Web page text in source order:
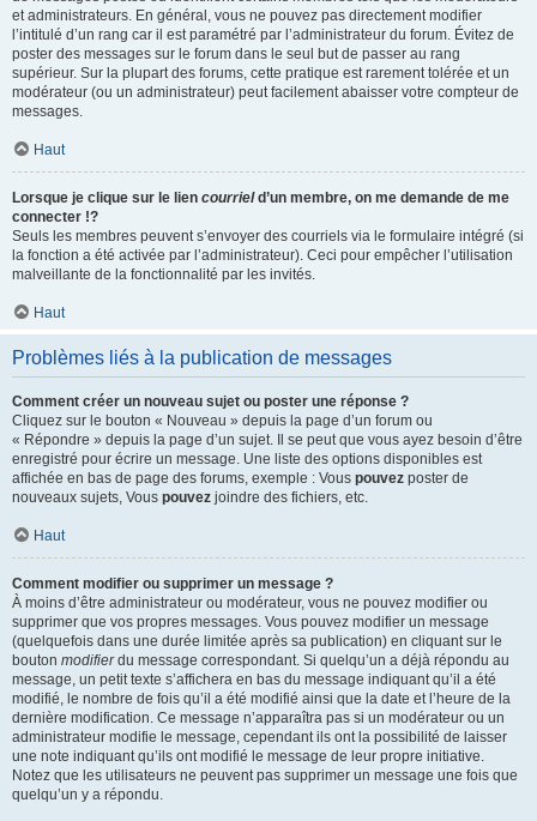
et administrateurs. En général, vous ne pouvez pas directement modifier
l’intitulé d’un rang car il est paramétré par l’administrateur du forum. Évitez de
poster des messages sur le forum dans le seul but de passer au rang
supérieur. Sur la plupart des forums, cette pratique est rarement tolérée et un
modérateur (ou un administrateur) peut facilement abaisser votre compteur de
messages.
Haut
Lorsque je clique sur le lien courrield’un membre, on me demande de me
connecter !?
Seuls les membres peuvent s’envoyer des courriels via le formulaire intégré (si
la fonction a été activée par l’administrateur). Ceci pour empêcher l’utilisation
malveillante de la fonctionnalité par les invités.
Haut
Problèmes liés à la publication de messages
Comment créer un nouveau sujet ou poster une réponse ?
Cliquez sur le bouton « Nouveau » depuis la page d’un forum ou
« Répondre » depuis la page d’un sujet. Il se peut que vous ayez besoin d’être
enregistré pour écrire un message. Une liste des options disponibles est
affichée en bas de page des forums, exemple : Vous pouvez poster de
nouveaux sujets, Vous pouvez joindre des fichiers, etc.
Haut
Comment modifier ou supprimer un message ?
À moins d’être administrateur ou modérateur, vous ne pouvez modifier ou
supprimer que vos propres messages. Vous pouvez modifier un message
(quelquefois dans une durée limitée après sa publication) en cliquant sur le
bouton modifierdu message correspondant. Si quelqu’un a déjà répondu au
message, un petit texte s’affichera en bas du message indiquant qu’il a été
modifié, le nombre de fois qu’il a été modifié ainsi que la date et l’heure de la
dernière modification. Ce message n’apparaîtra pas si un modérateur ou un
administrateur modifie le message, cependant ils ont la possibilité de laisser
une note indiquant qu’ils ont modifié le message de leur propre initiative.
Notez que les utilisateurs ne peuvent pas supprimer un message une fois que
quelqu’un y a répondu.